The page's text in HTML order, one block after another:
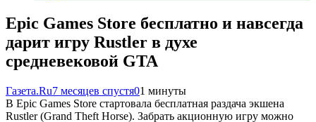
Epic Games Store бесплатно и навсегда
дарит игру Rustler в духе
средневековой GTA
Газета.Ru7 месяцев спустя01 минуты
В Epic Games Store стартовала бесплатная раздача экшена
Rustler (Grand Theft Horse). Забрать акционную игру можно